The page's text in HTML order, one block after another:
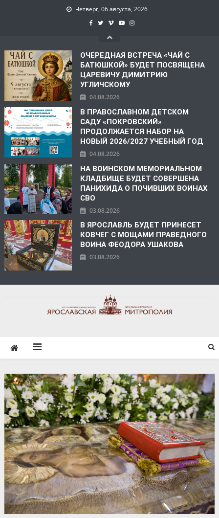
Четверг, 06 августа, 2026
ОЧЕРЕДНАЯ ВСТРЕЧА «ЧАЙ С
БАТЮШКОЙ» БУДЕТ ПОСВЯЩЕНА
ЦАРЕВИЧУ ДИМИТРИЮ
УГЛИЧСКОМУ
04.08.2026
В ПРАВОСЛАВНОМ ДЕТСКОМ
САДУ «ПОКРОВСКИЙ»
ПРОДОЛЖАЕТСЯ НАБОР НА
НОВЫЙ 2026/2027 УЧЕБНЫЙ ГОД
04.08.2026
НА ВОИНСКОМ МЕМОРИАЛЬНОМ
КЛАДБИЩЕ БУДЕТ СОВЕРШЕНА
ПАНИХИДА О ПОЧИВШИХ ВОИНАХ
СВО
03.08.2026
В ЯРОСЛАВЛЬ БУДЕТ ПРИНЕСЕТ
КОВЧЕГ С МОЩАМИ ПРАВЕДНОГО
ВОИНА ФЕОДОРА УШАКОВА
03.08.2026